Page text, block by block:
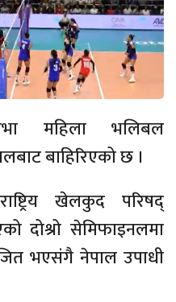
महिला भलिबल
बाहिरिएको छ ।
खेलकुद परिषद्
दोश्रो सेमिफाइनलमा
भएसंगै नेपाल उपाधी